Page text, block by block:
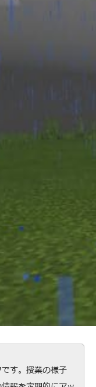
す。授業の様子